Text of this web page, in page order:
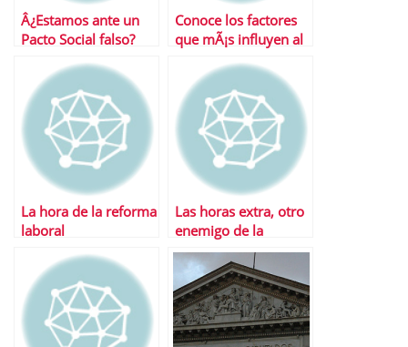
Â¿Estamos ante un
Pacto Social falso?
Conoce los factores
que mÃ¡s influyen al
La hora de la reforma
laboral
Las horas extra, otro
enemigo de la
creaciÃ³n de empleo